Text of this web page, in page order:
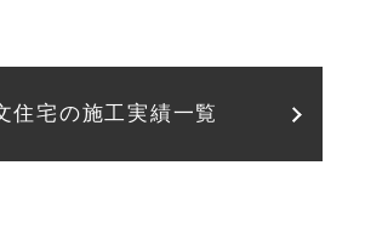
住宅の施工実績一覧